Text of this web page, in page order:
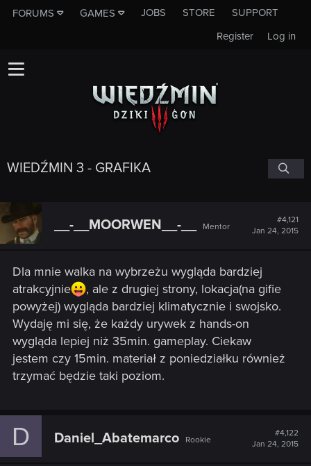
FORUMS GAMES JOBS STORE
SUPPORT
Log in
Register
WIEDŹMIN 3 - GRAFIKA
__-__MOORWEN__-__ Mentor
#4,121
Jan 24, 2015
Dla mnie walka na wybrzeżu wygląda bardziej
atrakcyjnie
, ale z drugiej strony, lokacja(na gifie
powyżej) wygląda bardziej klimatycznie i swojsko.
Wydaję mi się, że każdy urywek z hands-on
wygląda lepiej niż 35min. gameplay. Ciekaw
jestem czy 15min. materiał z poniedziałku również
trzymać będzie taki poziom.
D Daniel_Abatemarco Rookie
#4,122
Jan 24, 2015